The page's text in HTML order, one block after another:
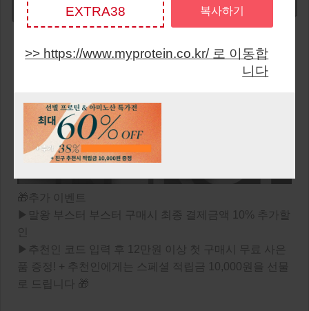
Show Code
🎁추가 이벤트
▶말왕 부스터 부스터 구매시 최종 결제금액 10% 추가할
인
▶추천인 코드 입력 후 12만원 이상 첫 구매시 무료 사은
품 증정! + 추천인에게는 스페셜 적립금 10,000원을 선물
로 드립니다 🎁
EXTRA38 복사하기
https://www.myprotein.co.kr/ 로 이동합
니다